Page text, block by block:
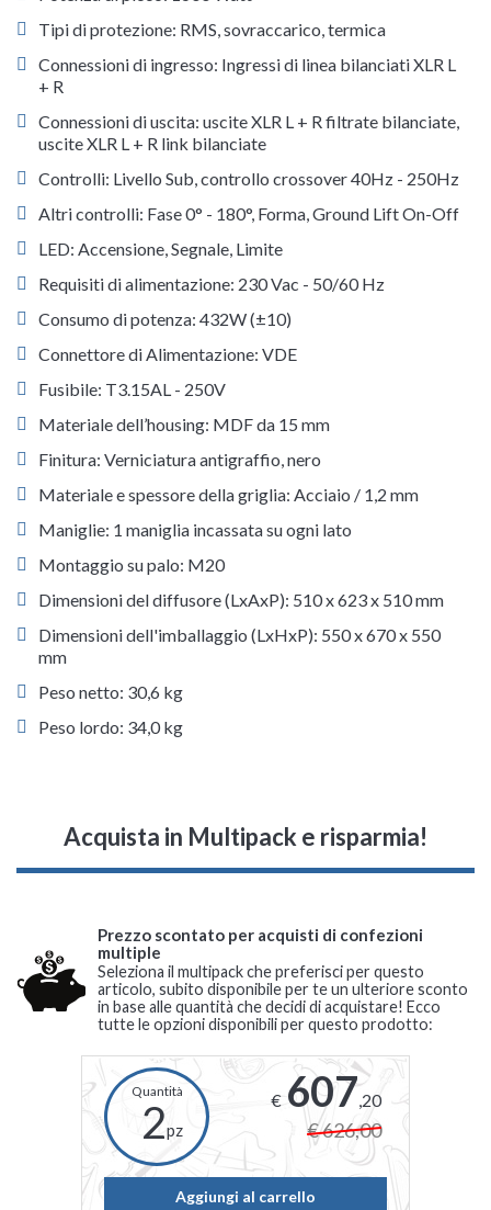
Tipi di protezione: RMS, sovraccarico, termica
Connessioni di ingresso: Ingressi di linea bilanciati XLR L
+ R
Connessioni di uscita: uscite XLR L + R filtrate bilanciate,
uscite XLR L + R link bilanciate
Controlli: Livello Sub, controllo crossover 40Hz - 250Hz
Altri controlli: Fase 0° - 180°, Forma, Ground Lift On-Off
LED: Accensione, Segnale, Limite
Requisiti di alimentazione: 230 Vac - 50/60 Hz
Consumo di potenza: 432W (±10)
Connettore di Alimentazione: VDE
Fusibile: T3.15AL - 250V
Materiale dell’housing: MDF da 15 mm
Finitura: Verniciatura antigraffio, nero
Materiale e spessore della griglia: Acciaio / 1,2 mm
Maniglie: 1 maniglia incassata su ogni lato
Montaggio su palo: M20
Dimensioni del diffusore (LxAxP): 510 x 623 x 510 mm
Dimensioni dell'imballaggio (LxHxP): 550 x 670 x 550
mm
Peso netto: 30,6 kg
Peso lordo: 34,0 kg
Acquista in Multipack e risparmia!
Prezzo scontato per acquisti di confezioni
multiple
Seleziona il multipack che preferisci per questo
articolo, subito disponibile per te un ulteriore sconto
in base alle quantità che decidi di acquistare! Ecco
tutte le opzioni disponibili per questo prodotto:
2pz
€ 607,20
€ 626,00
Aggiungi al carrello